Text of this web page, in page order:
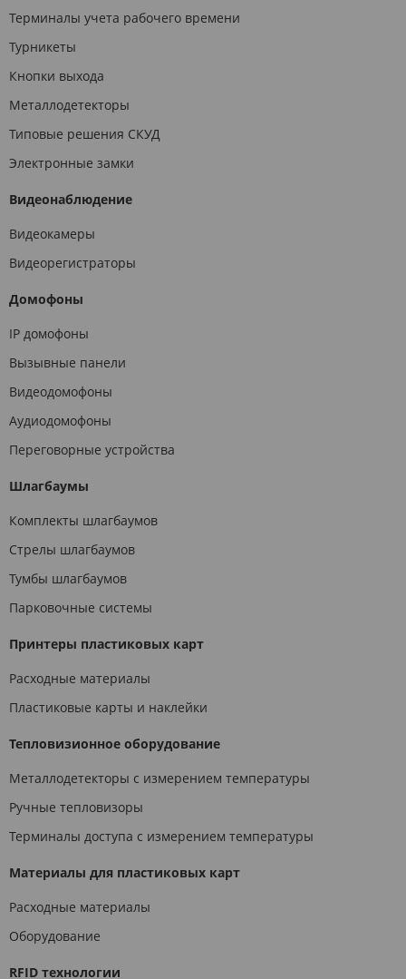
Терминалы учета рабочего времени
Турникеты
Кнопки выхода
Металлодетекторы
Типовые решения СКУД
Электронные замки
Видеонаблюдение
Видеокамеры
Видеорегистраторы
Домофоны
IP домофоны
Вызывные панели
Видеодомофоны
Аудиодомофоны
Переговорные устройства
Шлагбаумы
Комплекты шлагбаумов
Стрелы шлагбаумов
Тумбы шлагбаумов
Парковочные системы
Принтеры пластиковых карт
Расходные материалы
Пластиковые карты и наклейки
Тепловизионное оборудование
Металлодетекторы с измерением температуры
Ручные тепловизоры
Терминалы доступа с измерением температуры
Материалы для пластиковых карт
Расходные материалы
Оборудование
RFID технологии